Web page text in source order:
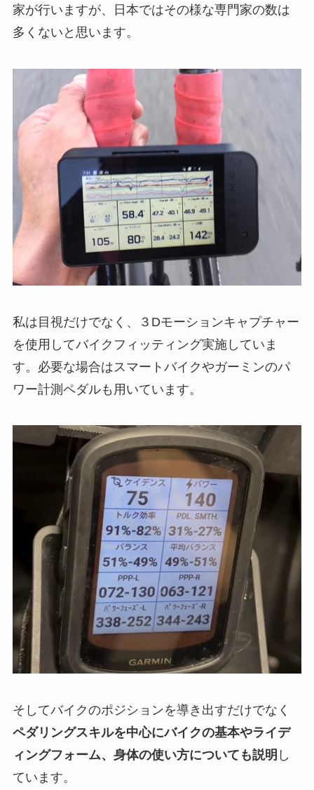
家が行いますが、日本ではその様な専門家の数は
多くないと思います。
私は目視だけでなく、３Dモーションキャプチャー
を使用してバイクフィッティング実施していま
す。必要な場合はスマートバイクやガーミンのパ
ワー計測ペダルも用いています。
そしてバイクのポジションを導き出すだけでなく
ペダリングスキルを中心にバイクの基本やライデ
ィングフォーム、身体の使い方についても説明 し
ています。